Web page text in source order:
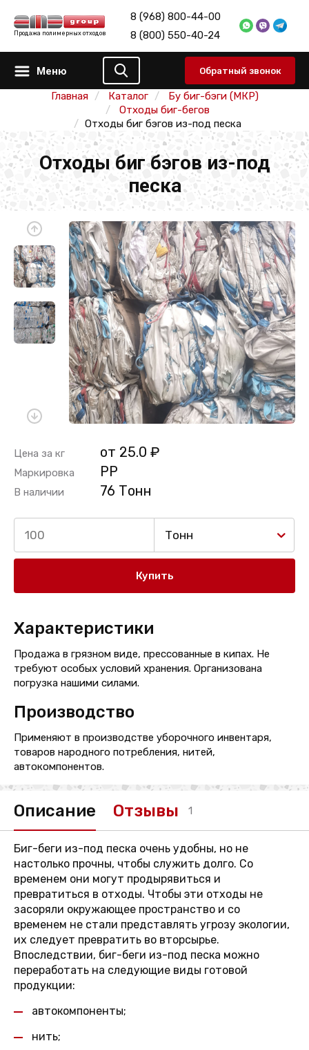
Продажа полимерных отходов
8 (968) 800-44-00
8 (800) 550-40-24
Меню Обратный звонок
Главная Каталог
Бу биг-бэги (МКР)
Отходы биг-бегов
Отходы биг бэгов из-под песка
Отходы биг бэгов из-под
песка
Цена за кг от 25.0 ₽
Маркировка PP
В наличии 76 Тонн
Тонн
Купить
Характеристики
Продажа в грязном виде, прессованные в кипах. Не
требуют особых условий хранения. Организована
погрузка нашими силами.
Производство
Применяют в производстве уборочного инвентаря,
товаров народного потребления, нитей,
автокомпонентов.
Описание Отзывы 1
Биг-беги из-под песка очень удобны, но не
настолько прочны, чтобы служить долго. Со
временем они могут продырявиться и
превратиться в отходы. Чтобы эти отходы не
засоряли окружающее пространство и со
временем не стали представлять угрозу экологии,
их следует превратить во вторсырье.
Впоследствии, биг-беги из-под песка можно
переработать на следующие виды готовой
продукции:
автокомпоненты;
нить;